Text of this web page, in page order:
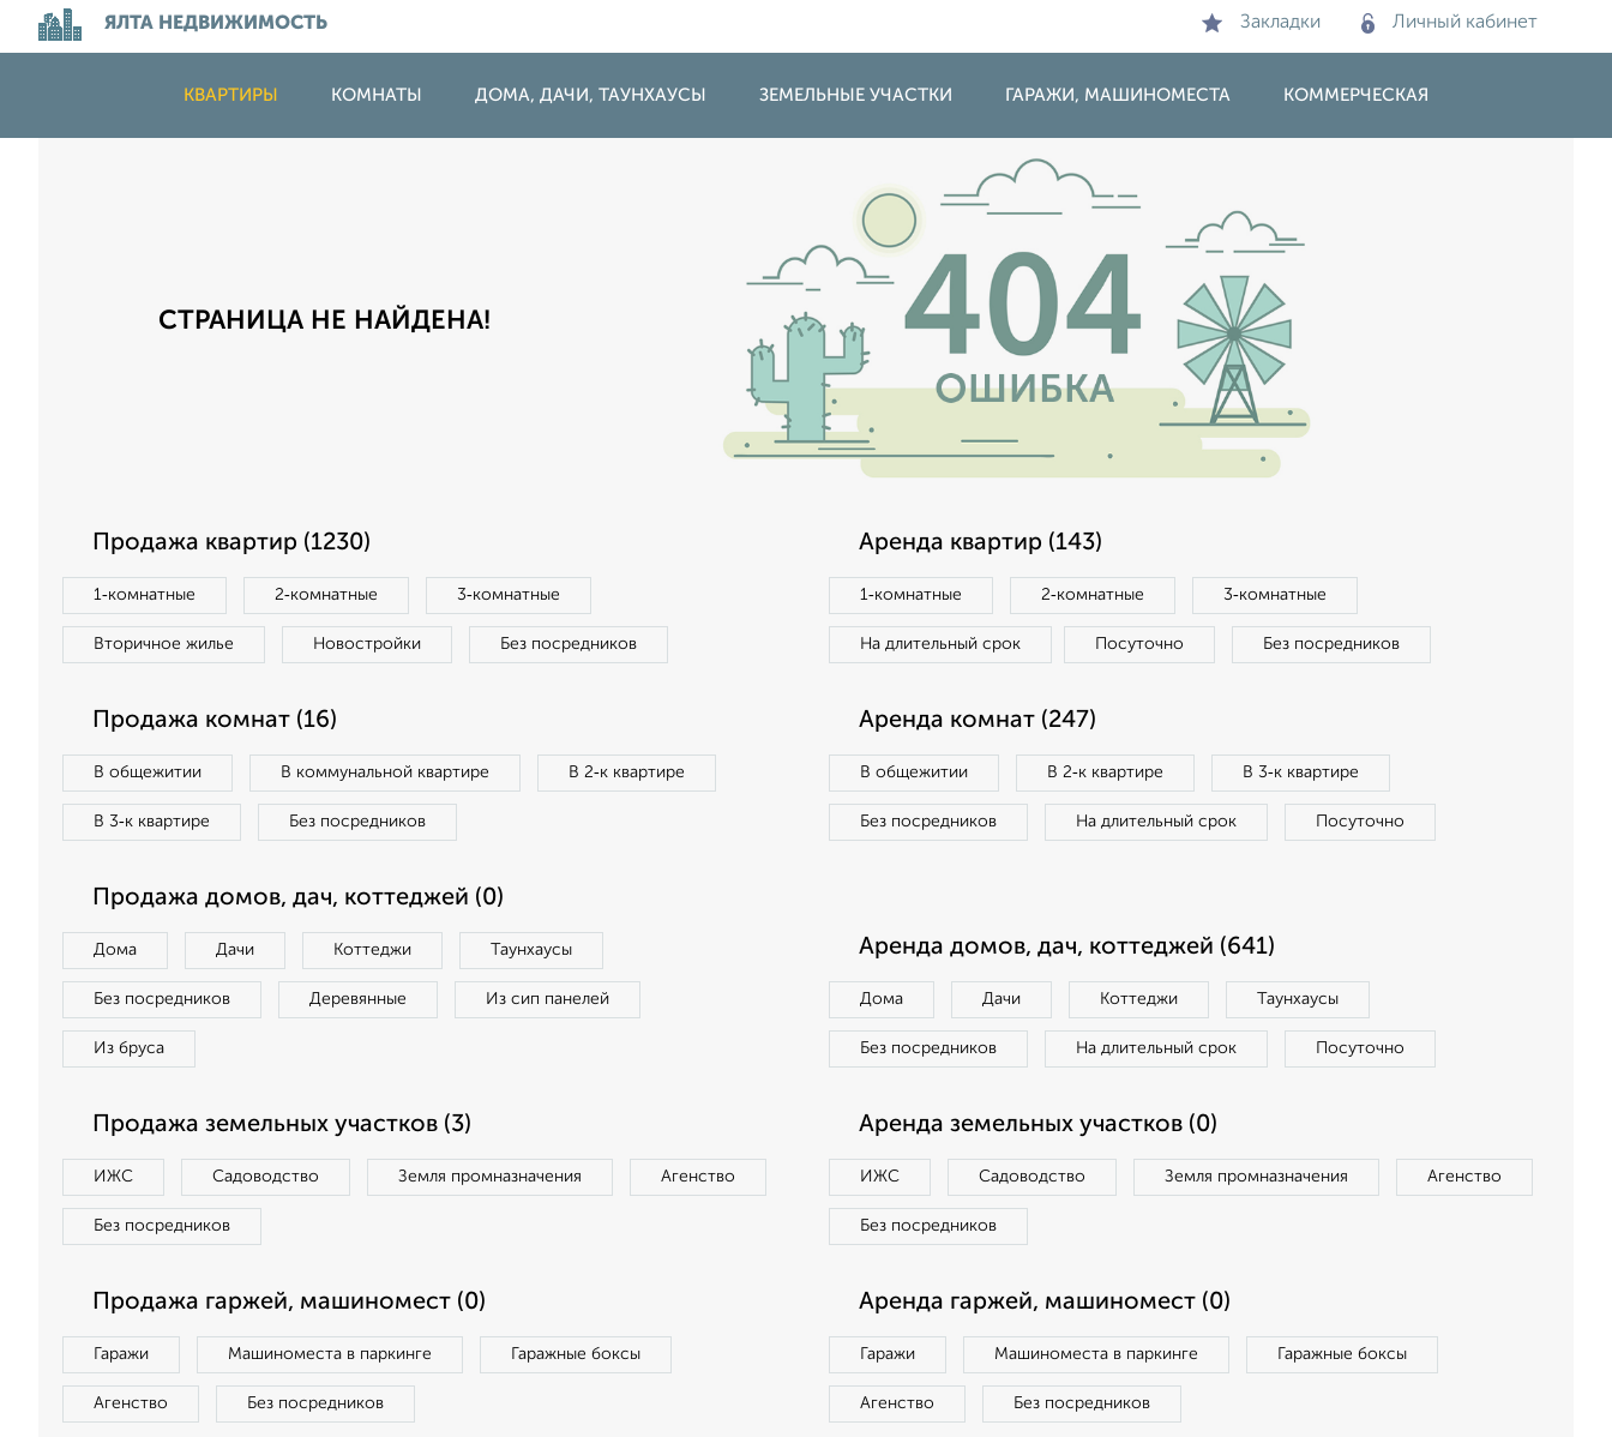
ЯЛТА НЕДВИЖИМОСТЬ Закладки Личный кабинет
КВАРТИРЫ КОМНАТЫ ДОМА, ДАЧИ, ТАУНХАУСЫ ЗЕМЕЛЬНЫЕ УЧАСТКИ ГАРАЖИ, МАШИНОМЕСТА КОММЕРЧЕСКАЯ
СТРАНИЦА НЕ НАЙДЕНА!
Продажа квартир (1230)
1‑комнатные 2‑комнатные 3‑комнатные
Вторичное жилье Новостройки Без посредников
Аренда квартир (143)
1‑комнатные 2‑комнатные 3‑комнатные
На длительный срок Посуточно Без посредников
Продажа комнат (16)
В общежитии В коммунальной квартире В 2‑к квартире
В 3‑к квартире Без посредников
Аренда комнат (247)
В общежитии В 2‑к квартире В 3‑к квартире
Без посредников На длительный срок Посуточно
Продажа домов, дач, коттеджей (0)
Дома Дачи Коттеджи Таунхаусы
Без посредников Деревянные Из сип панелей
Из бруса
Аренда домов, дач, коттеджей (641)
Дома Дачи Коттеджи Таунхаусы
Без посредников На длительный срок Посуточно
Продажа земельных участков (3)
ИЖС Садоводство Земля промназначения Агенство
Без посредников
Аренда земельных участков (0)
ИЖС Садоводство Земля промназначения Агенство
Без посредников
Продажа гаржей, машиномест (0)
Гаражи Машиноместа в паркинге Гаражные боксы
Агенство Без посредников
Аренда гаржей, машиномест (0)
Гаражи Машиноместа в паркинге Гаражные боксы
Агенство Без посредников